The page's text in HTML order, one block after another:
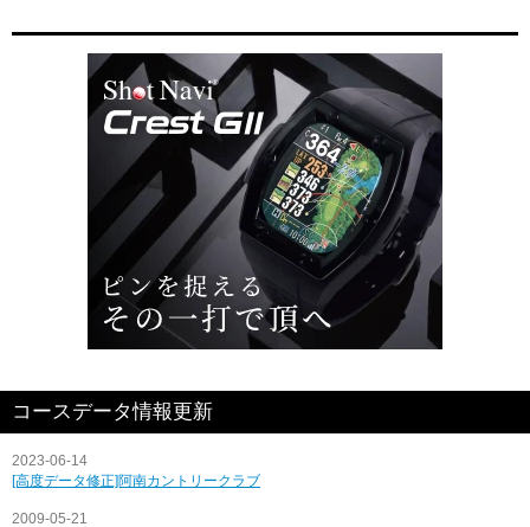
コースデータ情報更新
2023-06-14
[高度データ修正]阿南カントリークラブ
2009-05-21